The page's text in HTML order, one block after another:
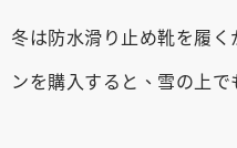
冬は防水滑り止め靴を履
ンを購入すると、雪の上で